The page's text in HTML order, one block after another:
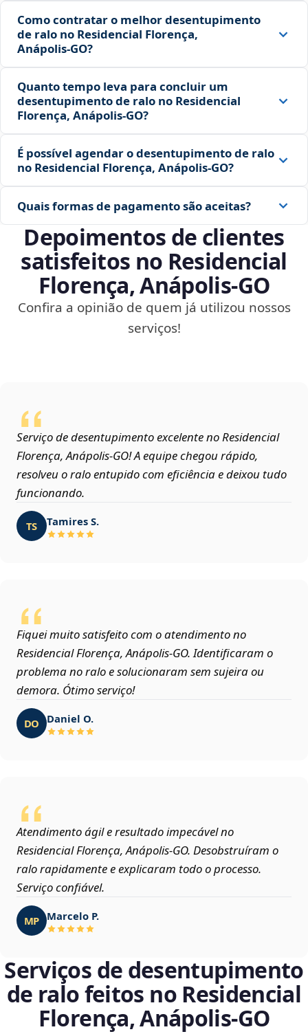
Como contratar o melhor desentupimento
de ralo no Residencial Florença,
Anápolis‑GO?
Quanto tempo leva para concluir um
desentupimento de ralo no Residencial
Florença, Anápolis‑GO?
É possível agendar o desentupimento de ralo
no Residencial Florença, Anápolis‑GO?
Quais formas de pagamento são aceitas?
Depoimentos de clientes
satisfeitos no Residencial
Florença, Anápolis‑GO
Confira a opinião de quem já utilizou nossos
serviços!
Serviço de desentupimento excelente no Residencial
Florença, Anápolis‑GO! A equipe chegou rápido,
resolveu o ralo entupido com eficiência e deixou tudo
funcionando.
TS Tamires S.
Fiquei muito satisfeito com o atendimento no
Residencial Florença, Anápolis‑GO. Identificaram o
problema no ralo e solucionaram sem sujeira ou
demora. Ótimo serviço!
DO Daniel O.
Atendimento ágil e resultado impecável no
Residencial Florença, Anápolis‑GO. Desobstruíram o
ralo rapidamente e explicaram todo o processo.
Serviço confiável.
MP Marcelo P.
Serviços de desentupimento
de ralo feitos no Residencial
Florença, Anápolis‑GO